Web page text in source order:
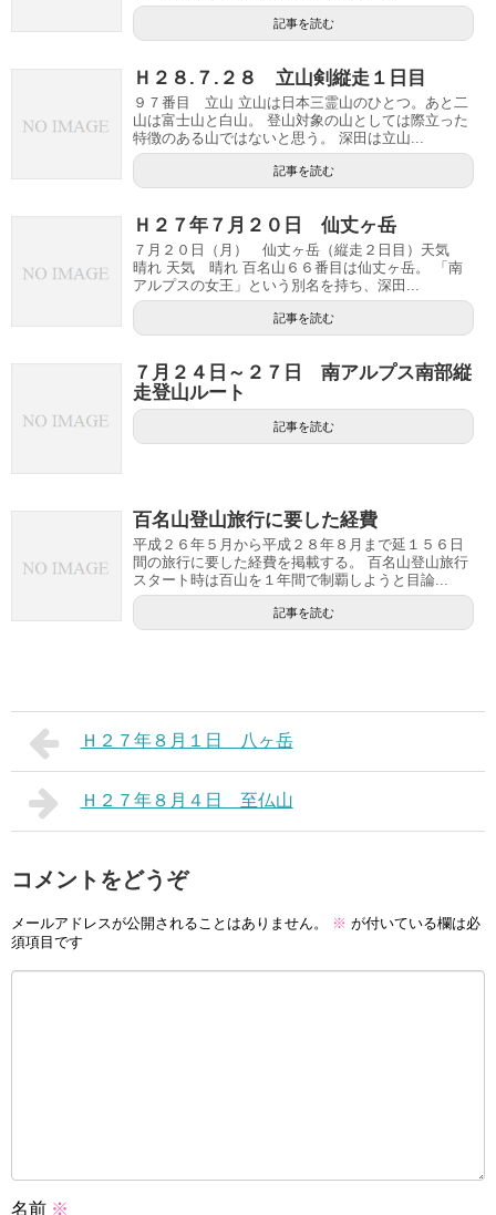
記事を読む
Ｈ２８.７.２８ 立山剣縦走１日目
９７番目 立山 立山は日本三霊山のひとつ。あと二
山は富士山と白山。 登山対象の山としては際立った
特徴のある山ではないと思う。 深田は立山...
記事を読む
Ｈ２７年７月２０日 仙丈ヶ岳
７月２０日（月） 仙丈ヶ岳（縦走２日目）天気
晴れ 天気 晴れ 百名山６６番目は仙丈ヶ岳。 「南
アルプスの女王」という別名を持ち、深田...
記事を読む
７月２４日～２７日 南アルプス南部縦
走登山ルート
記事を読む
百名山登山旅行に要した経費
平成２６年５月から平成２８年８月まで延１５６日
間の旅行に要した経費を掲載する。 百名山登山旅行
スタート時は百山を１年間で制覇しようと目論...
記事を読む
Ｈ２７年８月１日 八ヶ岳
Ｈ２７年８月４日 至仏山
コメントをどうぞ
メールアドレスが公開されることはありません。 ※ が付いている欄は必
須項目です
名前 ※